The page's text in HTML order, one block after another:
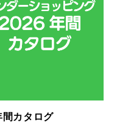
カタログ